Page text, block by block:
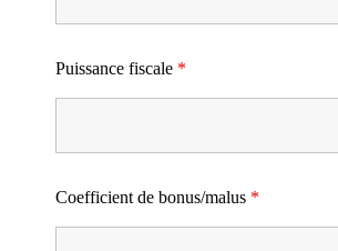
Puissance fiscale *
Coefficient de bonus/malus *